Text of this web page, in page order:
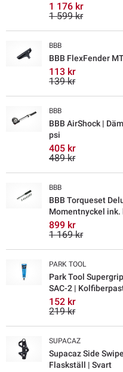
1 176 kr
1 599 kr
BBB
BBB FlexFender
113 kr
139 kr
BBB
BBB AirShock |
psi
405 kr
489 kr
BBB
BBB Torqueset
Momentnyckel ink.
899 kr
1 169 kr
PARK TOOL
Park Tool
SAC-2 |
152 kr
219 kr
SUPACAZ
Supacaz Side
Flaskställ | Svart